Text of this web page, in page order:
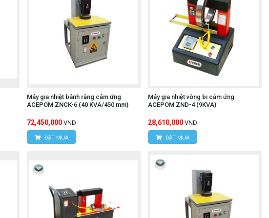
Máy gia nhiệt bánh răng cảm ứng
ACEPOM ZNCK-6 (40 KVA/450 mm)
72,450,000 VND
ĐẶT MUA
Máy gia nhiệt vòng bi cảm ứng
ACEPOM ZND-4 (9KVA)
28,610,000 VND
ĐẶT MUA